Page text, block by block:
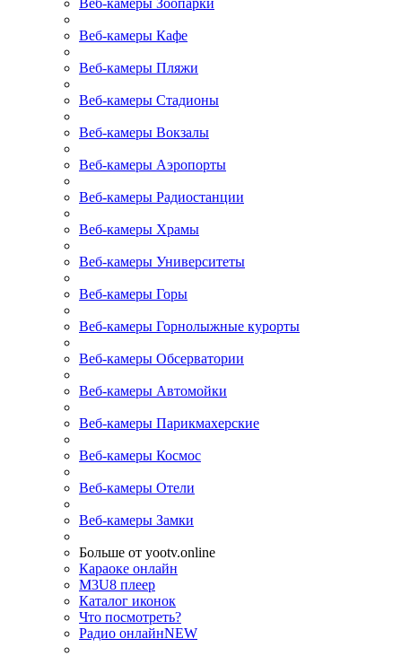
Веб-камеры Зоопарки
Веб-камеры Кафе
Веб-камеры Пляжи
Веб-камеры Стадионы
Веб-камеры Вокзалы
Веб-камеры Аэропорты
Веб-камеры Радиостанции
Веб-камеры Храмы
Веб-камеры Университеты
Веб-камеры Горы
Веб-камеры Горнолыжные курорты
Веб-камеры Обсерватории
Веб-камеры Автомойки
Веб-камеры Парикмахерские
Веб-камеры Космос
Веб-камеры Отели
Веб-камеры Замки
Больше от yootv.online
Караоке онлайн
M3U8 плеер
Каталог иконок
Что посмотреть?
Радио онлайнNEW